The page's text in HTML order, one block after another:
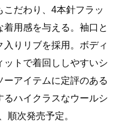
だわり、4本針フラッ
着用感を与える。袖口と
りリブを採用。ボディ
ットで着回ししやすいシ
アイテムに定評のある
るハイクラスなウールシ
順次発売予定。